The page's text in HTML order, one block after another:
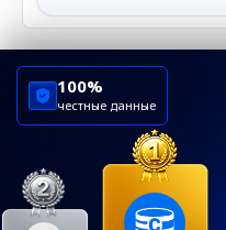
100%
честные данные
ChelseaBluesRu
Посетителям